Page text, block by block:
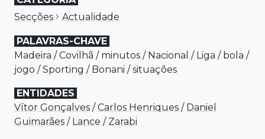
Secções › Actualidade
PALAVRAS-CHAVE
Madeira /Covilhã / minutos / Nacional / Liga / bola /
jogo /Sporting / Bonani /situações
ENTIDADES
Vítor Gonçalves /Carlos Henriques / Daniel
Guimarães / Lance / Zarabi